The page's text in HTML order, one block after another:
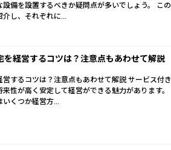
備を設置するべきか疑問点が多いでしょう。 この
介し、それぞれに...
を経営するコツは？注意点もあわせて解説
するコツは？注意点もあわせて解説 サービス付き
性が高く安定して経営ができる魅力があります。
いくつか経営方...